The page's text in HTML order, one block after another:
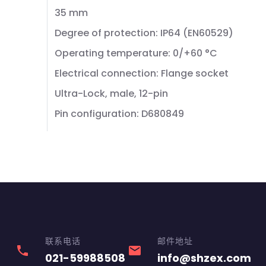
35 mm
Degree of protection: IP64 (EN60529)
Operating temperature: 0/+60 °C
Electrical connection: Flange socket
Ultra-Lock, male, 12-pin
Pin configuration: D680849
phone
联系电话
021-59988508 email
邮件地址
info@shzex.com